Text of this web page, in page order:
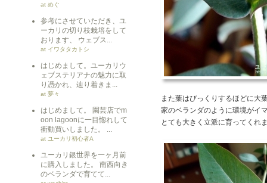
at めぐ
参考にさせていただき、ユ
ーカリの切り枝栽培をして
おります、 ウェブス...
at イワタタカトシ
はじめまして。ユーカリウ
ェブステリアナの魅力に取
り憑かれ、辿り着きま...
at 夢々
はじめまして。 園芸店でm
oon lagoonに一目惚れして
衝動買いしました。 ...
at ユーカリ初心者A
ユーカリ銀世界を一ヶ月前
に購入しました。 南西向き
のベランダで育てて...
また葉はびっくりするほどに大
家のベランダのように環境がイ
とても大きく立派に育ってくれ